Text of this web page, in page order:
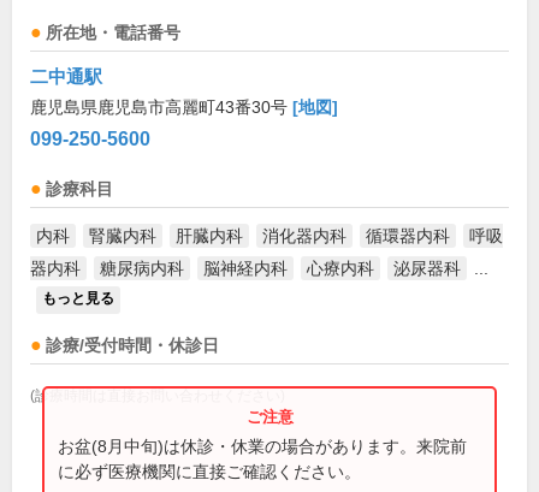
所在地・電話番号
二中通駅
鹿児島県鹿児島市高麗町43番30号 [地図]
099-250-5600
診療科目
内科 腎臓内科 肝臓内科 消化器内科 循環器内科
呼吸
器内科
糖尿病内科 脳神経内科 心療内科 泌尿器科
もっと見る
診療/受付時間・休診日
(診療時間は直接お問い合わせください)
お盆(8月中旬)は休診・休業の場合があります。来院前
に必ず医療機関に直接ご確認ください。